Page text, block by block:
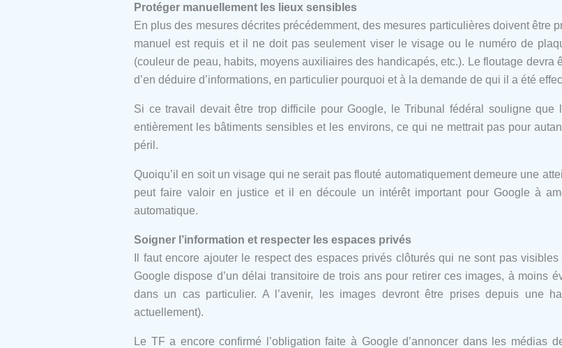
Protéger manuellement les lieux sensibles
En plus des mesures décrites précédemment, des mesures particulières doivent être
manuel est requis et il ne doit pas seulement viser le visage ou le numéro de
(couleur de peau, habits, moyens auxiliaires des handicapés, etc.). Le floutage devra
d’en déduire d’informations, en particulier pourquoi et à la demande de qui il a été
Si ce travail devait être trop difficile pour Google, le Tribunal fédéral souligne que
entièrement les bâtiments sensibles et les environs, ce qui ne mettrait pas pour
péril.
Quoiqu’il en soit un visage qui ne serait pas flouté automatiquement demeure une
peut faire valoir en justice et il en découle un intérêt important pour Google à
automatique.
Soigner l’information et respecter les espaces privés
Il faut encore ajouter le respect des espaces privés clôturés qui ne sont pas
Google dispose d’un délai transitoire de trois ans pour retirer ces images, à moins
dans un cas particulier. A l’avenir, les images devront être prises depuis une
actuellement).
Le TF a encore confirmé l’obligation faite à Google d’annoncer dans les médias